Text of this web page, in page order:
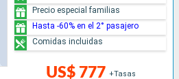
US$ 777 +Tasas
Precio especial familias
Hasta -60% en el 2° pasajero
Comidas incluidas